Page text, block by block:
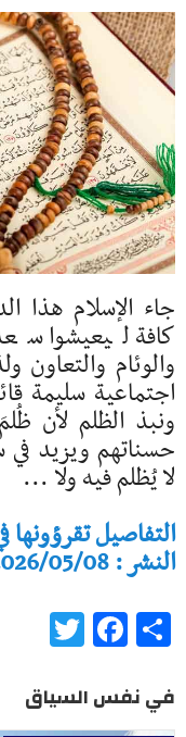
جاء الإسلام هذا
كافة ليعيشوا
والوئام
اجتماعية سليمة
ونبذ الظلم لأن
حسناتهم ويزيد في
لا يُظلم فيه ولا ...
التفاصيل
النشر : 2026/05/08
Share
في نفس السياق